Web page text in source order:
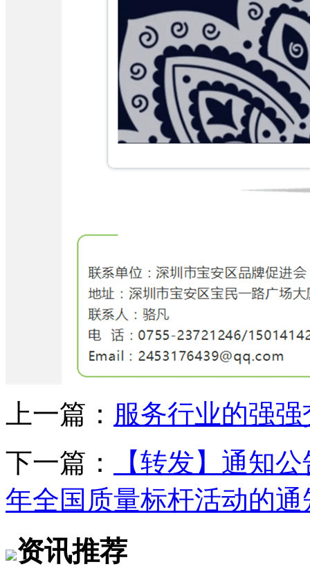
上一篇： 服务行业的强
下一篇：
【转发】通知
年全国质量标杆活动的通
资讯推荐